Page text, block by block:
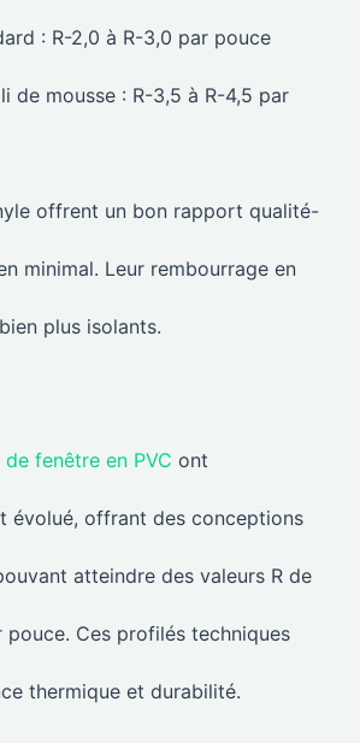
: R-2,0 à R-3,0 par pouce
de mousse : R-3,5 à R-4,5 par
offrent un bon rapport qualité-
minimal. Leur rembourrage en
plus isolants.
fenêtre en PVC ont
évolué, offrant des conceptions
atteindre des valeurs R de
pouce. Ces profilés techniques
thermique et durabilité.